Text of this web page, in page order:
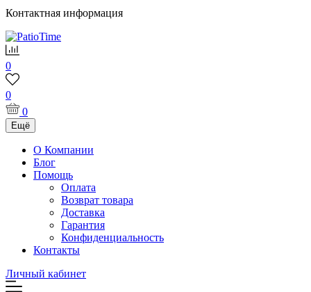
Контактная информация
0
0
0
Ещё
О Компании
Блог
Помощь
Оплата
Возврат товара
Доставка
Гарантия
Конфиденциальность
Контакты
Личный кабинет